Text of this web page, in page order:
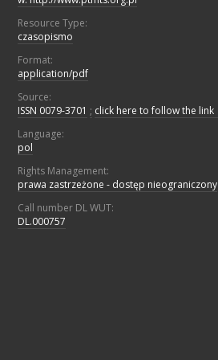
Resource Type:
czasopismo
Format:
application/pdf
Source:
ISSN 0079-3701 ; click here to follow the link
Language:
pol
Rights Management:
prawa zastrzeżone - dostęp nieograniczony
Call number DL WUT:
DL.000757